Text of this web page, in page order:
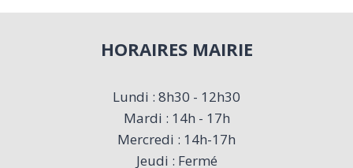
HORAIRES MAIRIE
Lundi : 8h30 - 12h30
Mardi : 14h - 17h
Mercredi : 14h-17h
Jeudi : Fermé